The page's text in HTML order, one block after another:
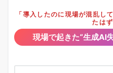
「導入したのに現場が混乱し
たは
現場で起きた“生成AI